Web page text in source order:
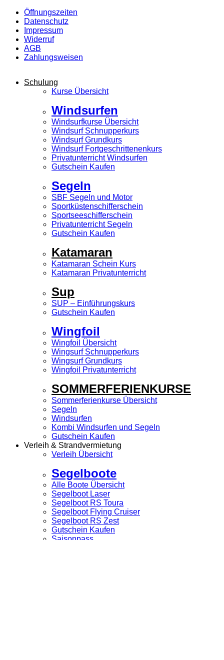
Öffnungszeiten
Datenschutz
Impressum
Widerruf
AGB
Zahlungsweisen
Schulung
Kurse Übersicht
Windsurfen
Windsurfkurse Übersicht
Windsurf Schnupperkurs
Windsurf Grundkurs
Windsurf Fortgeschrittenenkurs
Privatunterricht Windsurfen
Gutschein Kaufen
Segeln
SBF Segeln und Motor
Sportküstenschifferschein
Sportseeschifferschein
Privatunterricht Segeln
Gutschein Kaufen
Katamaran
Katamaran Schein Kurs
Katamaran Privatunterricht
Sup
SUP – Einführungskurs
Gutschein Kaufen
Wingfoil
Wingfoil Übersicht
Wingsurf Schnupperkurs
Wingsurf Grundkurs
Wingfoil Privatunterricht
SOMMERFERIENKURSE
Sommerferienkurse Übersicht
Segeln
Windsurfen
Kombi Windsurfen und Segeln
Gutschein Kaufen
Verleih & Strandvermietung
Verleih Übersicht
Segelboote
Alle Boote Übersicht
Segelboot Laser
Segelboot RS Toura
Segelboot Flying Cruiser
Segelboot RS Zest
Gutschein Kaufen
Saisonpass